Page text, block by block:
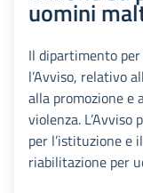
uomini
Il dipartimento
l’Avviso, relativo
alla promozione e
violenza.
per l’istituzione e
riabilitazione per